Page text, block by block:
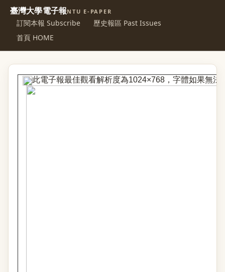
臺灣大學電子報NTU E-PAPER
訂閱本報 Subscribe
歷史報區 Past Issues
首頁 HOME
此電子報最佳觀看解析度為1024×768，字體如果無法